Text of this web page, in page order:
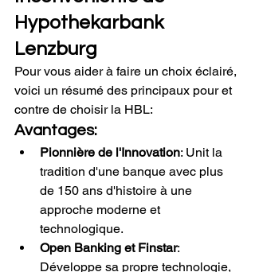
Hypothekarbank
Lenzburg
Pour vous aider à faire un choix éclairé,
voici un résumé des principaux pour et
contre de choisir la HBL:
Avantages:
Pionnière de l'Innovation: Unit la
tradition d'une banque avec plus
de 150 ans d'histoire à une
approche moderne et
technologique.
Open Banking et Finstar:
Développe sa propre technologie,